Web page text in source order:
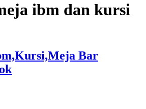
ibm dan kursi
Bar